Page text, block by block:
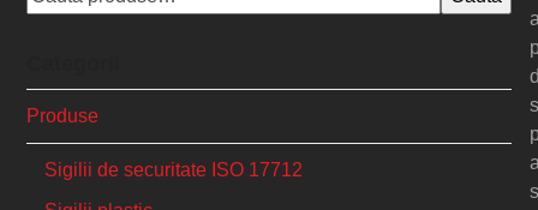
Produse
Sigilii de securitate ISO 17712